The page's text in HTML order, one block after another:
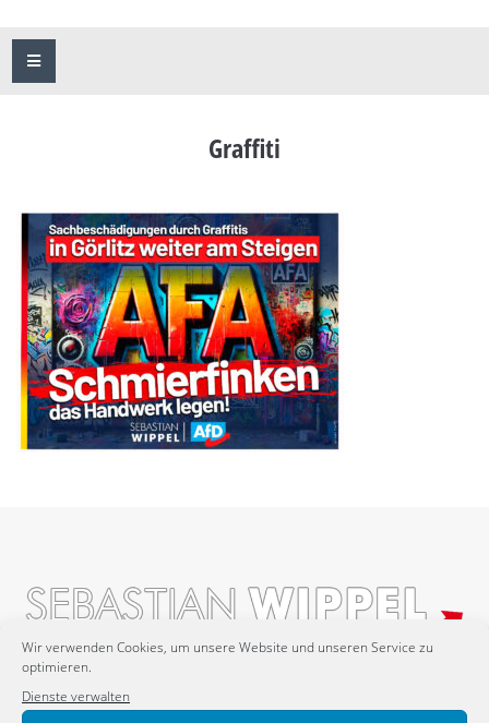
Wir verwenden Cookies, um unsere Website und unseren Service zu
optimieren.
Dienste verwalten
Graffiti
Postanschrift: